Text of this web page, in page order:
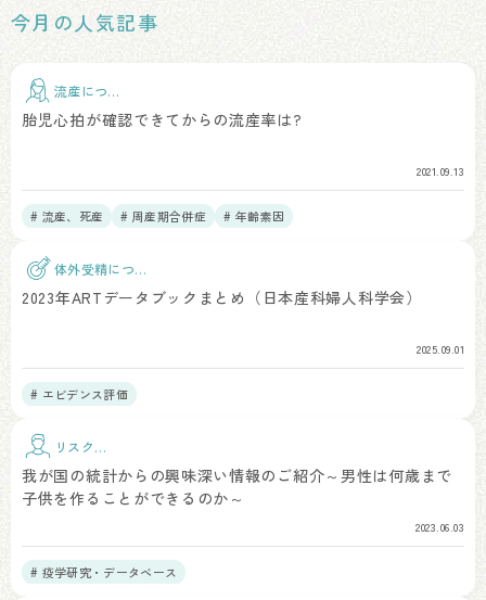
今月の人気記事
流産につい
胎児心拍が確認できてからの流産率は?
2021.09.13
# 流産、死産 # 周産期合併症 # 年齢素因
体外受精につい
て
2023年ARTデータブックまとめ（日本産科婦人科学会）
2025.09.01
# エビデンス評価
リスク因
我が国の統計からの興味深い情報のご紹介～男性は何歳まで
子供を作ることができるのか～
2023.06.03
# 疫学研究・データベース